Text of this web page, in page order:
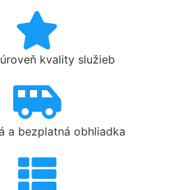
kvality služieb
a bezplatná obhliadka